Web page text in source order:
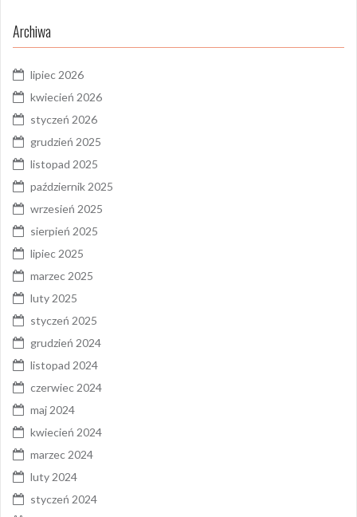
Archiwa
lipiec 2026
kwiecień 2026
styczeń 2026
grudzień 2025
listopad 2025
październik 2025
wrzesień 2025
sierpień 2025
lipiec 2025
marzec 2025
luty 2025
styczeń 2025
grudzień 2024
listopad 2024
czerwiec 2024
maj 2024
kwiecień 2024
marzec 2024
luty 2024
styczeń 2024